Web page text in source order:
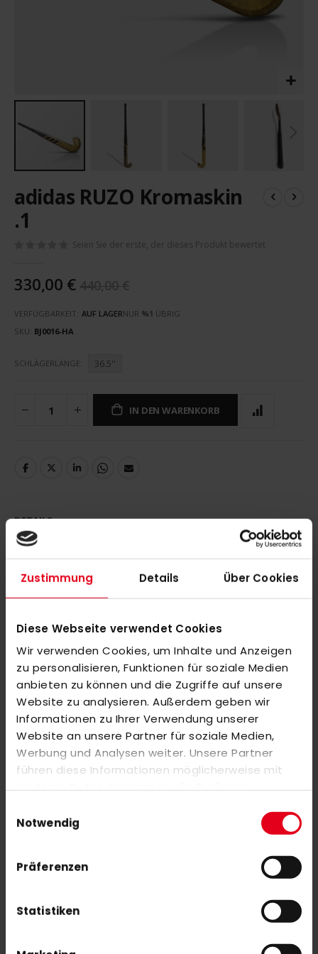
Zustimmung Details Über Cookies
Diese Webseite verwendet Cookies
Wir verwenden Cookies, um Inhalte und Anzeigen
zu personalisieren, Funktionen für soziale Medien
anbieten zu können und die Zugriffe auf unsere
Website zu analysieren. Außerdem geben wir
Informationen zu Ihrer Verwendung unserer
Website an unsere Partner für soziale Medien,
Werbung und Analysen weiter. Unsere Partner
führen diese Informationen möglicherweise mit
weiteren Daten zusammen, die Sie ihnen
Nutzung der Dienste gesammelt haben.
Notwendig
Präferenzen
Statistiken
Anfang
der
Bildergalerie
adidas RUZO Kromaskin
.1
Seien Sie der erste, der dieses Produkt bewertet
330,00 €
VERFÜGBARKEIT: AUF LAGERNUR %1 ÜBRIG
SKU BJ0016-HA
SCHLÄGERLÄNGE 36.5''
IN DEN WARENKORB
DETAILS
adidas RUZO Kromaskin .1 23/24 Gold/ Black 36.5''
BEWERTUNGEN
ÄHNLICHE PRODUKTE
Markieren Sie die Artikel, um Sie dem Warenkorb hinzuzufügen
oder
adidas FABELA Kromaskin .2
285,00 €